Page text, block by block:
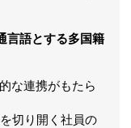
言語とする多国籍
な連携がもたら
切り開く社員の